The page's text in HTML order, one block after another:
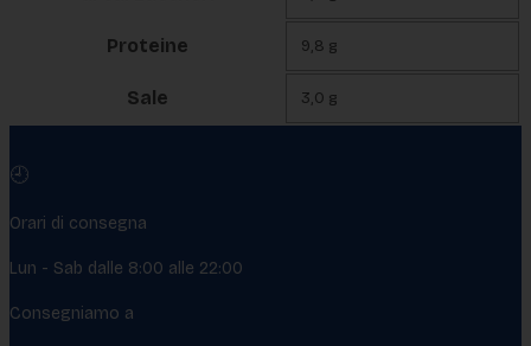
Proteine 9,8 g
Sale 3,0 g
🕘
Orari di consegna
Lun - Sab dalle 8:00 alle 22:00
Consegniamo a